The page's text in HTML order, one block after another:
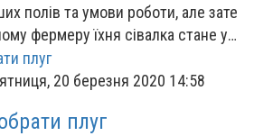
полів та умови роботи, але зате
фермеру їхня сівалка стане у…
20 березня 2020 14:58
плуг